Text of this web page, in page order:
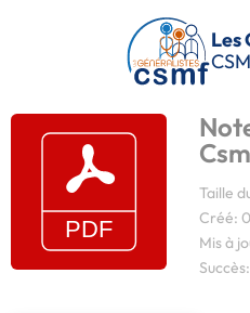
Passer au contenu principal
Les
Taille
Créé:
Mis à